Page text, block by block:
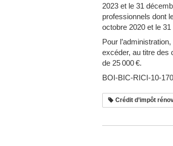
2023 et le 31
professionnels dont
octobre 2020 et le
Pour
excéder, au titre des
de 25 000 €.
BOI-BIC-RICI-10-
Crédit d’impôt